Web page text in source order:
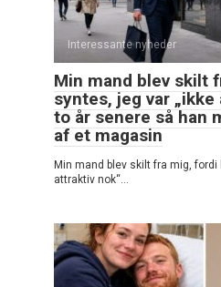
Interessante nyheder
Min mand blev skilt
syntes, jeg var
to år senere så han
af et magasin
Min mand blev skilt fra mig, fordi
attraktiv nok“…